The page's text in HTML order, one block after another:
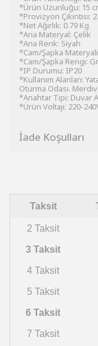
*Ürün Uzunluğu: 15
*Provizyon Çıkıntısı:
*Net Ağırlık: 0.79 Kg
*Ana Materyal: Çelik
*Ana Renk: Siyah
*Cam/Şapka
*Cam/Şapka Rengi:
*IP Durumu: IP20
*Kullanım Alanları:
Oturma Odası.
*Anahtar Tipi: Duvar
*Ürün Voltajı: 220-
İade Koşulları
Taksit
2 Taksit
3 Taksit
4 Taksit
5 Taksit
6 Taksit
7 Taksit